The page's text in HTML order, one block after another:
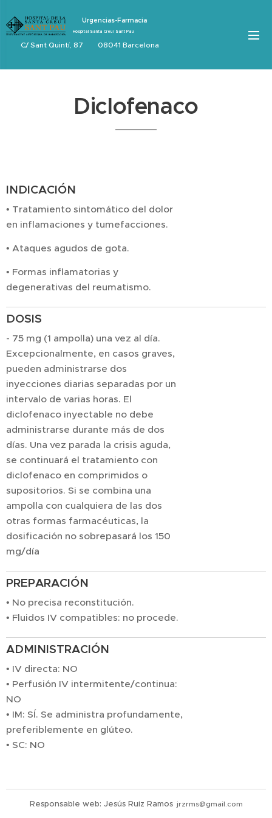
Urgencias-Farmacia
Hospital Santa Creu i Sant Pau
C/ Sant Quintí, 87 08041 Barcelona
Diclofenaco
INDICACIÓN
• Tratamiento sintomático del dolor
en inflamaciones y tumefacciones.
• Ataques agudos de gota.
• Formas inflamatorias y
degenerativas del reumatismo.
DOSIS
- 75 mg (1 ampolla) una vez al día.
Excepcionalmente, en casos graves,
pueden administrarse dos
inyecciones diarias separadas por un
intervalo de varias horas. El
diclofenaco inyectable no debe
administrarse durante más de dos
días. Una vez parada la crisis aguda,
se continuará el tratamiento con
diclofenaco en comprimidos o
supositorios. Si se combina una
ampolla con cualquiera de las dos
otras formas farmacéuticas, la
dosificación no sobrepasará los 150
mg/día
PREPARACIÓN
• No precisa reconstitución.
• Fluidos IV compatibles: no procede.
ADMINISTRACIÓN
• IV directa: NO
• Perfusión IV intermitente/continua:
NO
• IM: SÍ. Se administra profundamente,
preferiblemente en glúteo.
• SC: NO
Responsable web: Jesús Ruiz Ramosjrzrms@gmail.com